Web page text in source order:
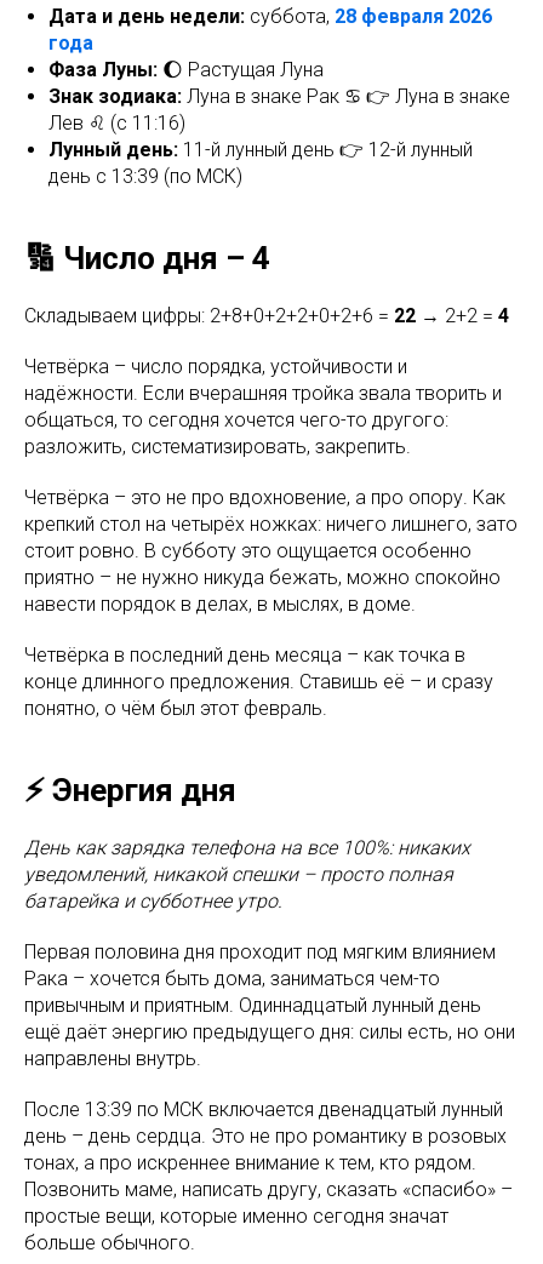
Дата и день недели: суббота, 28 февраля 2026
года
Фаза Луны: 🌔 Растущая Луна
Знак зодиака: Луна в знаке Рак ♋ 👉 Луна в знаке
Лев ♌ (с 11:16)
Лунный день: 11-й лунный день 👉 12-й лунный
день с 13:39 (по МСК)
🔢 Число дня – 4
Складываем цифры: 2+8+0+2+2+0+2+6 = 22 → 2+2 = 4
Четвёрка – число порядка, устойчивости и
надёжности. Если вчерашняя тройка звала творить и
общаться, то сегодня хочется чего-то другого:
разложить, систематизировать, закрепить.
Четвёрка – это не про вдохновение, а про опору. Как
крепкий стол на четырёх ножках: ничего лишнего, зато
стоит ровно. В субботу это ощущается особенно
приятно – не нужно никуда бежать, можно спокойно
навести порядок в делах, в мыслях, в доме.
Четвёрка в последний день месяца – как точка в
конце длинного предложения. Ставишь её – и сразу
понятно, о чём был этот февраль.
⚡ Энергия дня
День как зарядка телефона на все 100%: никаких
уведомлений, никакой спешки – просто полная
батарейка и субботнее утро.
Первая половина дня проходит под мягким влиянием
Рака – хочется быть дома, заниматься чем-то
привычным и приятным. Одиннадцатый лунный день
ещё даёт энергию предыдущего дня: силы есть, но они
направлены внутрь.
После 13:39 по МСК включается двенадцатый лунный
день – день сердца. Это не про романтику в розовых
тонах, а про искреннее внимание к тем, кто рядом.
Позвонить маме, написать другу, сказать «спасибо» –
простые вещи, которые именно сегодня значат
больше обычного.